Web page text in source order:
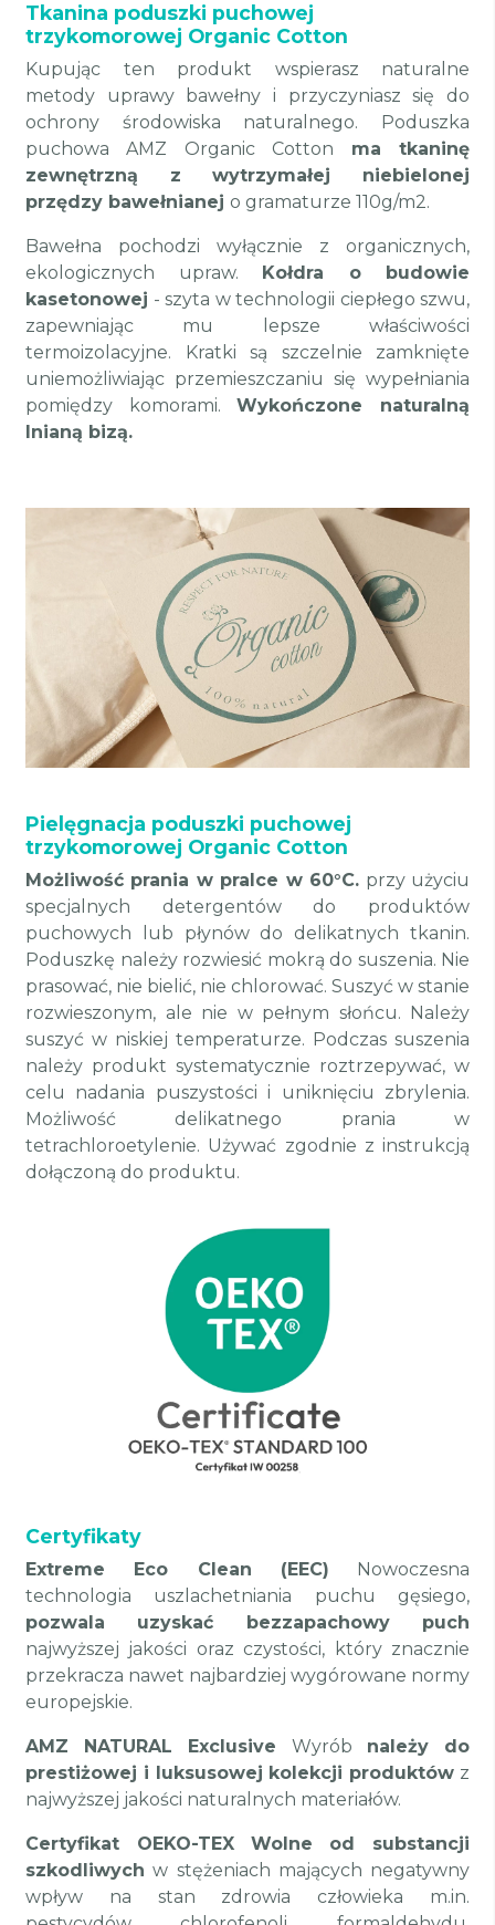
Tkanina poduszki puchowej
trzykomorowej Organic Cotton
Kupując ten produkt wspierasz naturalne
metody uprawy bawełny i przyczyniasz się do
ochrony środowiska naturalnego. Poduszka
puchowa AMZ Organic Cotton ma tkaninę
zewnętrzną z wytrzymałej niebielonej
przędzy bawełnianej o gramaturze 110g/m2.
Bawełna pochodzi wyłącznie z organicznych,
ekologicznych upraw.
Kołdra o budowie
kasetonowej - szyta w technologii ciepłego szwu,
zapewniając mu lepsze właściwości
termoizolacyjne. Kratki są szczelnie zamknięte
uniemożliwiając przemieszczaniu się wypełniania
pomiędzy komorami.Wykończone naturalną
lnianą bizą.
Pielęgnacja poduszki puchowej
trzykomorowej Organic Cotton
Możliwość prania w pralce w 60°C. przy użyciu
specjalnych detergentów do produktów
puchowych lub płynów do delikatnych tkanin.
Poduszkę należy rozwiesić mokrą do suszenia. Nie
prasować, nie bielić, nie chlorować. Suszyć w stanie
rozwieszonym, ale nie w pełnym słońcu. Należy
suszyć w niskiej temperaturze. Podczas suszenia
należy produkt systematycznie roztrzepywać, w
celu nadania puszystości i uniknięciu zbrylenia.
Możliwość delikatnego prania w
tetrachloroetylenie. Używać zgodnie z instrukcją
dołączoną do produktu.
Certyfikaty
Extreme Eco Clean (EEC) Nowoczesna
technologia uszlachetniania puchu gęsiego,
pozwala uzyskać bezzapachowy puch
najwyższej jakości oraz czystości, który znacznie
przekracza nawet najbardziej wygórowane normy
europejskie.
AMZ NATURAL Exclusive Wyrób należy do
prestiżowej i luksusowej kolekcji produktów z
najwyższej jakości naturalnych materiałów.
Certyfikat OEKO-TEX
Wolne od substancji
szkodliwych w stężeniach mających negatywny
wpływ na stan zdrowia człowieka m.in.